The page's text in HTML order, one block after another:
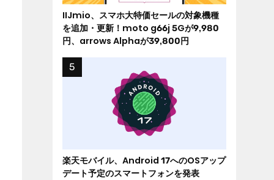
IIJmio、スマホ大特価セールの対象機種
を追加・更新！moto g66j 5Gが9,980
円、arrows Alphaが39,800円
楽天モバイル、Android 17へのOSアップ
デート予定のスマートフォンを発表